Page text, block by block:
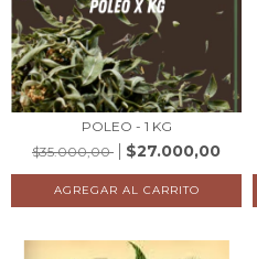
POLEO - 1 KG
$35.000,00
$27.000,00